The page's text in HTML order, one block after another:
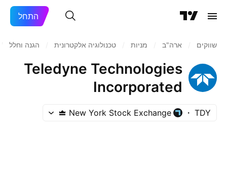
התחל
שווקים ארה"ב‏ מניות‏ טכנולוגיה אלקטרונית הגנה וחלל
Teledyne Technologies
Incorporated
TDY
New York Stock Exchange